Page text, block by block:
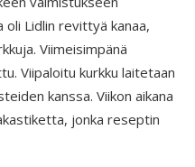
Lidlin revittyä kanaa,
Viimeisimpänä
Viipaloitu kurkku laitetaan
kanssa. Viikon aikana
jonka reseptin